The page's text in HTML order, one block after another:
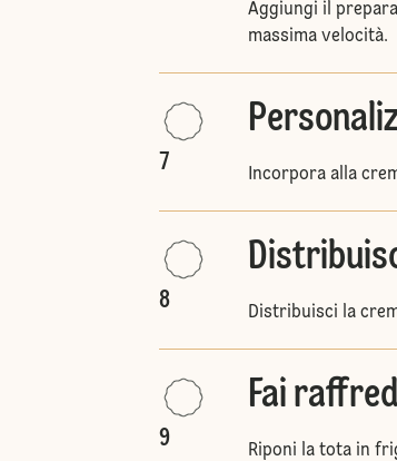
Aggiungi il
massima velocità.
7 Incorpora alla
8 Distribuisci la
9
Fai
Riponi la tota in